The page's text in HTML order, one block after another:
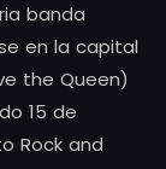
banda
en la capital
the Queen)
15 de
Rock and